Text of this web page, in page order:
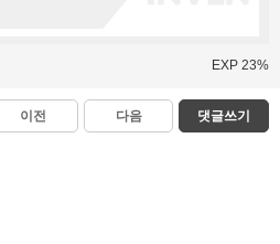
EXP 23%
이전 다음 댓글쓰기